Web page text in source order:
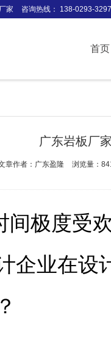
家 咨询热线： 138-0293-3297
首页
广东岩板厂
章作者：广东盈隆 浏览量：
间极度受
企业在设